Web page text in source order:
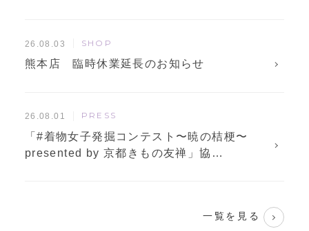
26.08.03 SHOP
熊本店 臨時休業延長のお知らせ
26.08.01 PRESS
「#着物女子発掘コンテスト〜暁の桔梗〜
presented by 京都きもの友禅」協…
一覧を見る